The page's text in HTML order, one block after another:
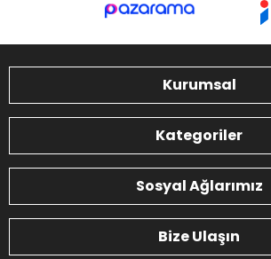
Kurumsal
Kategoriler
Sosyal Ağlarımız
Bize Ulaşın